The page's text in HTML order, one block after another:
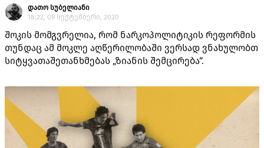
დათო სუბელიანი
18:22, 09 სექტემბერი, 2020
შოკის მომგვრელია, რომ ნარკოპოლიტიკის რეფორმის
თუნდაც ამ მოკლე აღწერილობაში ვერსად ვნახულობთ
სიტყვათაშეთანხმებას „ზიანის შემცირება“.